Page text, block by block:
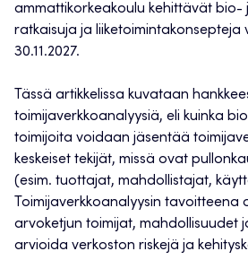
ammattikorkeakoulu kehittävät bio-
ratkaisuja ja liiketoimintakonsepteja
30.11.2027.
Tässä artikkelissa kuvataan
toimijaverkkoanalyysiä, eli kuinka
toimijoita voidaan jäsentää
keskeiset tekijät, missä ovat
(esim. tuottajat, mahdollistajat,
Toimijaverkkoanalyysin tavoitteena
arvoketjun toimijat, mahdollisuudet
arvioida verkoston riskejä ja